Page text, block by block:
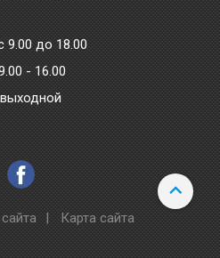
9.00 до 18.00
- 16.00
выходной
| Карта сайта